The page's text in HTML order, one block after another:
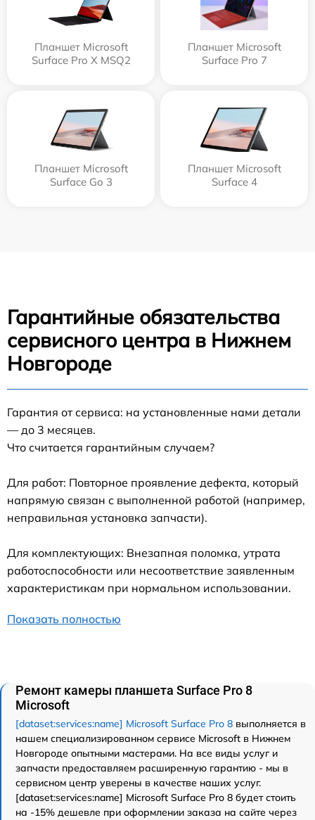
Планшет Microsoft
Surface Pro X MSQ2
Планшет Microsoft
Surface Pro 7
Планшет Microsoft
Surface Go 3
Планшет Microsoft
Surface 4
Гарантийные обязательства
сервисного центра в Нижнем
Новгороде
Гарантия от сервиса: на установленные нами детали
— до 3 месяцев.
Что считается гарантийным случаем?
Для работ: Повторное проявление дефекта, который
напрямую связан с выполненной работой (например,
неправильная установка запчасти).
Для комплектующих: Внезапная поломка, утрата
работоспособности или несоответствие заявленным
характеристикам при нормальном использовании.
Показать полностью
Ремонт камеры планшета Surface Pro 8
Microsoft
[dataset:services:name] Microsoft Surface Pro 8 выполняется в
нашем специализированном сервисе Microsoft в Нижнем
Новгороде опытными мастерами. На все виды услуг и
запчасти предоставляем расширенную гарантию - мы в
сервисном центр уверены в качестве наших услуг.
[dataset:services:name] Microsoft Surface Pro 8 будет стоить
на -15% дешевле при оформлении заказа на сайте через